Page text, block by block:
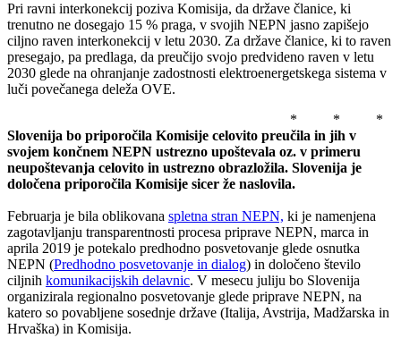
Pri ravni interkonekcij poziva Komisija, da države članice, ki
trenutno ne dosegajo 15 % praga, v svojih NEPN jasno zapišejo
ciljno raven interkonekcij v letu 2030. Za države članice, ki to raven
presegajo, pa predlaga, da preučijo svojo predvideno raven v letu
2030 glede na ohranjanje zadostnosti elektroenergetskega sistema v
luči povečanega deleža OVE.
* * *
Slovenija bo priporočila Komisije celovito preučila in jih v
svojem končnem NEPN ustrezno upoštevala oz. v primeru
neupoštevanja celovito in ustrezno obrazložila. Slovenija je
določena priporočila Komisije sicer že naslovila.
Februarja je bila oblikovana spletna stran NEPN, ki je namenjena
zagotavljanju transparentnosti procesa priprave NEPN, marca in
aprila 2019 je potekalo predhodno posvetovanje glede osnutka
NEPN (Predhodno posvetovanje in dialog) in določeno število
ciljnih komunikacijskih delavnic. V mesecu juliju bo Slovenija
organizirala regionalno posvetovanje glede priprave NEPN, na
katero so povabljene sosednje države (Italija, Avstrija, Madžarska in
Hrvaška) in Komisija.